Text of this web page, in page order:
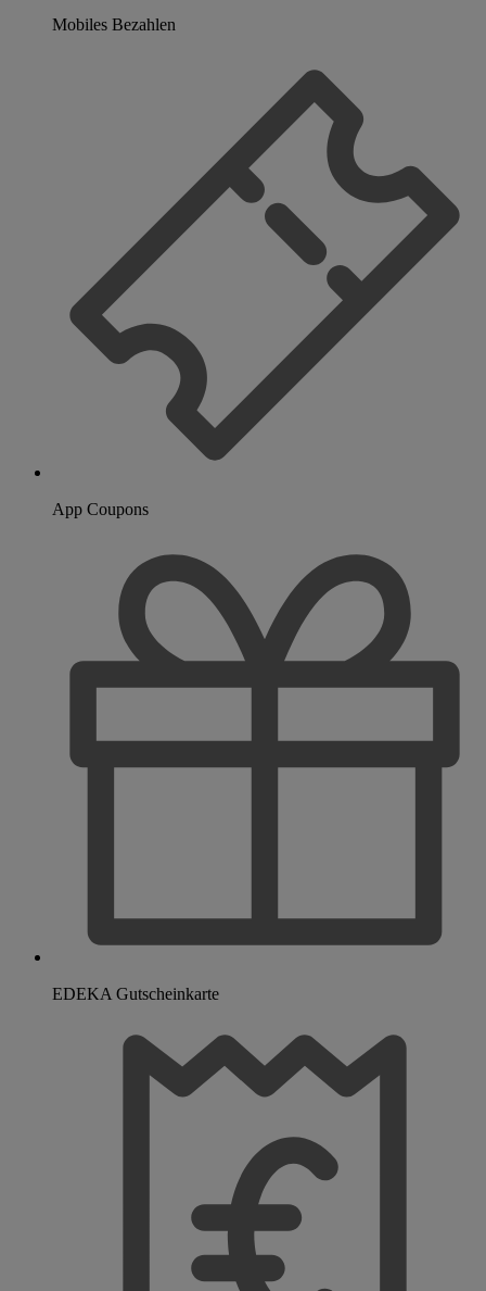
Mobiles Bezahlen
App Coupons
EDEKA Gutscheinkarte